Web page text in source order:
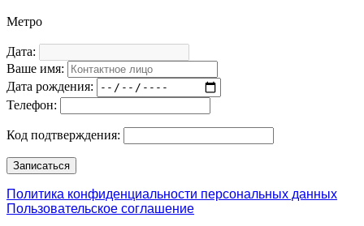
Метро
Дата:
Ваше имя:
Дата рождения:
Телефон:
Код подтверждения:
Политика конфиденциальности персональных данных
Пользовательское соглашение